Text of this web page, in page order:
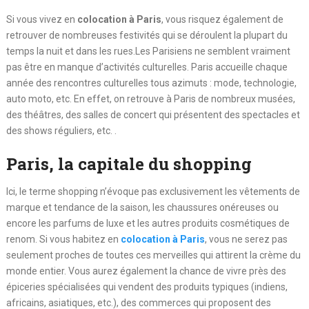
Si vous vivez en colocation à Paris, vous risquez également de
retrouver de nombreuses festivités qui se déroulent la plupart du
temps la nuit et dans les rues.Les Parisiens ne semblent vraiment
pas être en manque d’activités culturelles. Paris accueille chaque
année des rencontres culturelles tous azimuts : mode, technologie,
auto moto, etc. En effet, on retrouve à Paris de nombreux musées,
des théâtres, des salles de concert qui présentent des spectacles et
des shows réguliers, etc. .
Paris, la capitale du shopping
Ici, le terme shopping n’évoque pas exclusivement les vêtements de
marque et tendance de la saison, les chaussures onéreuses ou
encore les parfums de luxe et les autres produits cosmétiques de
renom. Si vous habitez en colocation à Paris, vous ne serez pas
seulement proches de toutes ces merveilles qui attirent la crème du
monde entier. Vous aurez également la chance de vivre près des
épiceries spécialisées qui vendent des produits typiques (indiens,
africains, asiatiques, etc.), des commerces qui proposent des